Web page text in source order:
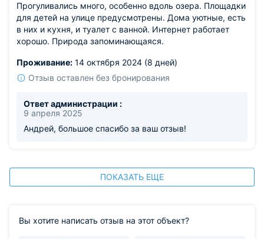
Прогуливались много, особенно вдоль озера. Площадки
для детей на улице предусмотрены. Дома уютные, есть
в них и кухня, и туалет с ванной. Интернет работает
хорошо. Природа запоминающаяся.
Проживание: 14 октября 2024 (8 дней)
Отзыв оставлен без бронирования
Ответ администрации :
9 апреля 2025
Андрей, большое спасибо за ваш отзыв!
ПОКАЗАТЬ ЕЩЕ
Вы хотите написать отзыв на этот объект?